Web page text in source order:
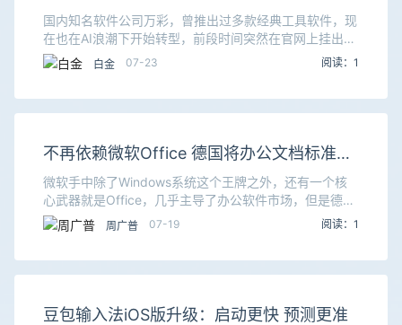
国内知名软件公司万彩，曾推出过多款经典工具软件，现
在也在AI浪潮下开始转型，前段时间突然在官网上挂出通
知，宣布广受好评的《万彩办公大师》停止服务并下架，
令人十分遗憾。万彩在主页通知产品下架的同时，也包
白金 07-23 阅读：1
不再依赖微软Office 德国将办公文档标准定
为ODF
微软手中除了Windows系统这个王牌之外，还有一个核
心武器就是Office，几乎主导了办公软件市场，但是德国
决定转向开放的ODF文档。根据德国政府公布的信息，该
国正式将政府办公文档的标准格式统一为O
周广普 07-19 阅读：1
豆包输入法iOS版升级：启动更快 预测更准